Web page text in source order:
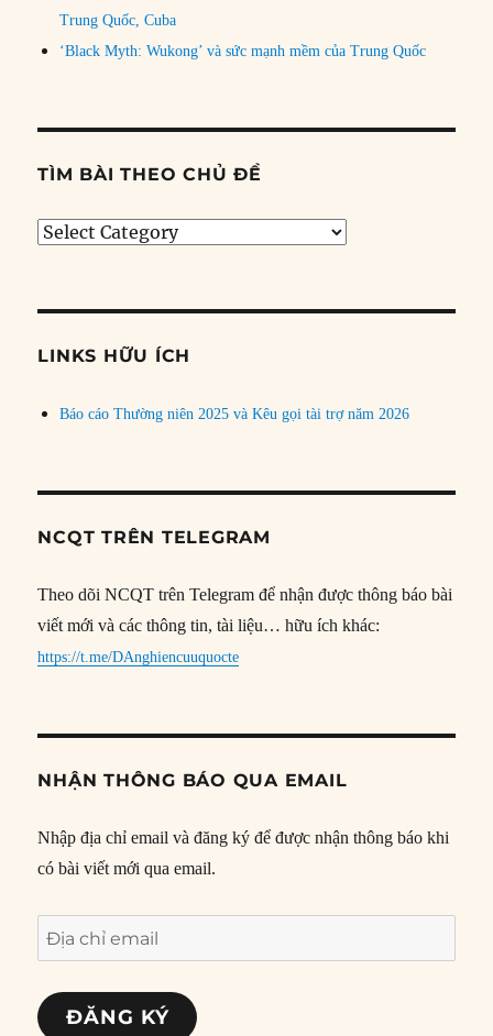
Trung Quốc, Cuba
‘Black Myth: Wukong’ và sức mạnh mềm của Trung Quốc
TÌM BÀI THEO CHỦ ĐỀ
Tìm
đề
LINKS HỮU ÍCH
Báo cáo Thường niên 2025 và Kêu gọi tài trợ năm 2026
NCQT TRÊN TELEGRAM
Theo dõi NCQT trên Telegram để nhận được thông báo bài
viết mới và các thông tin, tài liệu… hữu ích khác:
https://t.me/DAnghiencuuquocte
NHẬN THÔNG BÁO QUA EMAIL
Nhập địa chỉ email và đăng ký để được nhận thông báo khi
có bài viết mới qua email.
Địa
chỉ
email
ĐĂNG KÝ